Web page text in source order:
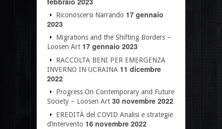
Riconoscersi Narrando 17 gennaio
2023
Migrations and the Shifting Borders –
Loosen Art 17 gennaio 2023
RACCOLTA BENI PER EMERGENZA
INVERNO IN UCRAINA 11 dicembre
2022
Progress On Contemporary and Future
Society – Loosen Art 30 novembre 2022
EREDITÀ del COVID Analisi e strategie
d’intervento 16 novembre 2022